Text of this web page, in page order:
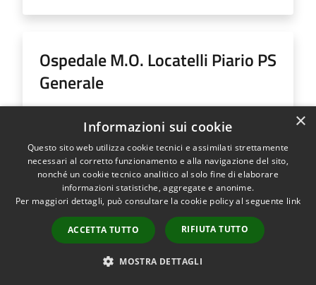
Ospedale M.O. Locatelli Piario PS
Generale
Indirizzo
Via Groppino, 22
Ospedale M.O. Locatelli Piario PS Generale...
LEGGI DI PIÙ
Ospedale SS Trinità Romano L.
×
Informazioni sui cookie
Questo sito web utilizza cookie tecnici e assimilati strettamente
necessari al corretto funzionamento e alla navigazione del sito,
nonché un cookie tecnico analitico al solo fine di elaborare
informazioni statistiche, aggregate e anonime.
Per maggiori dettagli, può consultare la cookie policy al seguente link
ACCETTA TUTTO RIFIUTA TUTTO
MOSTRA DETTAGLI